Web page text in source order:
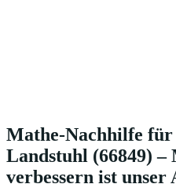
Mathe-Nachhilfe
Landstuhl (66849) –
verbessern ist unser